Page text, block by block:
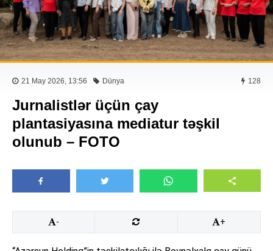
21 May 2026, 13:56 Dünya 128
Jurnalistlər üçün çay
plantasiyasına mediatur təşkil
olunub – FOTO
- +